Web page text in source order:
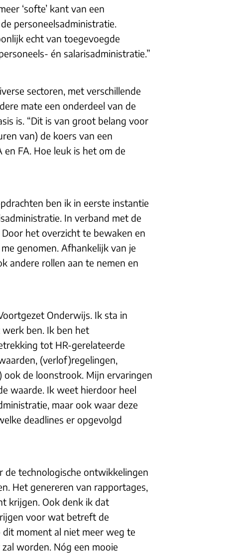
‘softe’ kant van een
personeelsadministratie.
echt van toegevoegde
én salarisadministratie.”
sectoren, met verschillende
mate een onderdeel van de
is. “Dit is van groot belang voor
van) de koers van een
FA. Hoe leuk is het om de
ben ik in eerste instantie
In verband met de
het overzicht te bewaken en
genomen. Afhankelijk van je
andere rollen aan te nemen en
Onderwijs. Ik sta in
ben. Ik ben het
tot HR-gerelateerde
(verlof)regelingen,
ook de loonstrook. Mijn ervaringen
waarde. Ik weet hierdoor heel
maar ook waar deze
deadlines er opgevolgd
technologische ontwikkelingen
Het genereren van rapportages,
krijgen. Ook denk ik dat
voor wat betreft de
dit moment al niet meer weg te
worden. Nóg een mooie